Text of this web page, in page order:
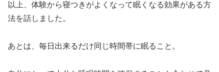
以上、体験から寝つきがよくなって眠くなる効果がある方
法を話しました。
あとは、毎日出来るだけ同じ時間帯に眠ること。